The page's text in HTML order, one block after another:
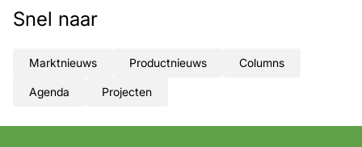
Snel naar
Marktnieuws Productnieuws Columns
Agenda Projecten